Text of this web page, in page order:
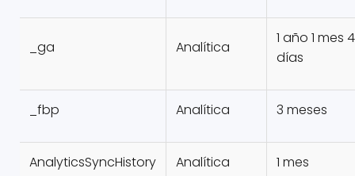
_ga Analítica
1 año 1 mes 4
días
_fbp Analítica 3 meses
AnalyticsSyncHistory Analítica 1 mes